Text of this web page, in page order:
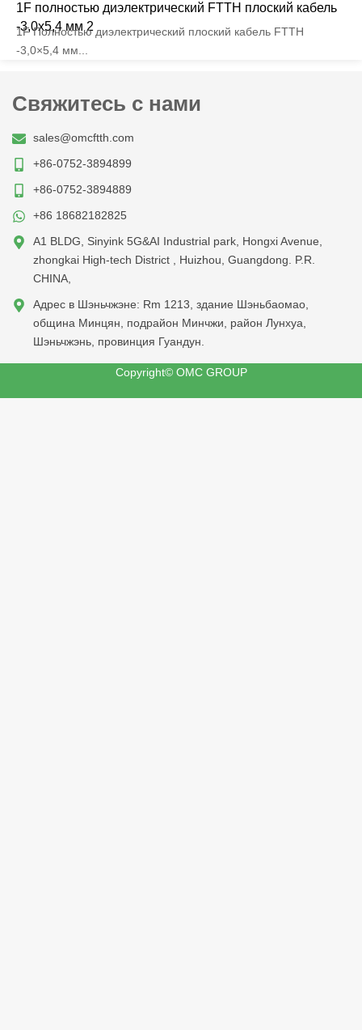
1F полностью диэлектрический FTTH плоский кабель
-3,0x5,4 мм 2
1F Полностью диэлектрический плоский кабель FTTH
-3,0×5,4 мм...
Свяжитесь с нами
sales@omcftth.com
+86-0752-3894899
+86-0752-3894889
+86 18682182825
A1 BLDG, Sinyink 5G&AI Industrial park, Hongxi Avenue,
zhongkai High-tech District , Huizhou, Guangdong. P.R.
CHINA,
Адрес в Шэньчжэне: Rm 1213, здание Шэньбаомао,
община Минцян, подрайон Минчжи, район Лунхуа,
Шэньчжэнь, провинция Гуандун.
Copyright© OMC GROUP